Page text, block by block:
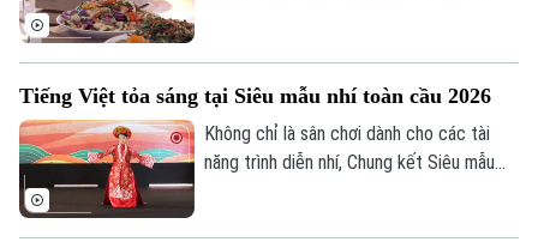
thực, chương trình còn góp phần lan tỏa
văn hóa Việt Nam, kết nối cộng đồng và
tăng cường giao lưu nhân dân giữa Việt
Tiếng Việt tỏa sáng tại Siêu mẫu nhí toàn cầu 2026
Không chỉ là sân chơi dành cho các tài
năng trình diễn nhí, Chung kết Siêu mẫu